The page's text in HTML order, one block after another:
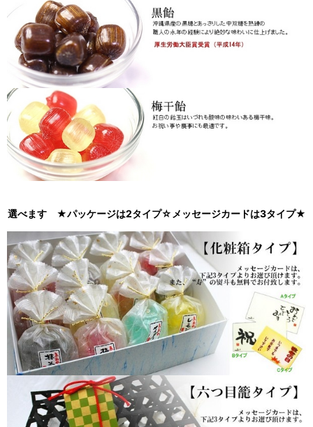
選べます ★パッケージは2タイプ☆メッセージカードは3タイプ★